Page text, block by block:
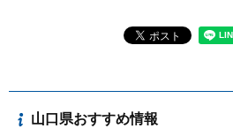
山口県おすすめ情報